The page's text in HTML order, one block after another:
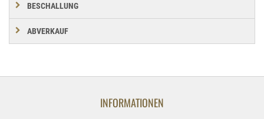
BESCHALLUNG
ABVERKAUF
INFORMATIONEN